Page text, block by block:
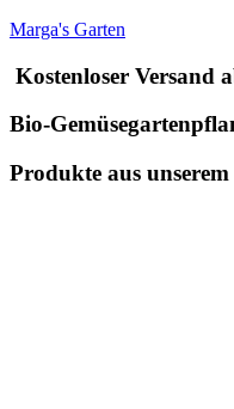
Marga's Garten
Kostenloser Versand
Bio-
Produkte aus